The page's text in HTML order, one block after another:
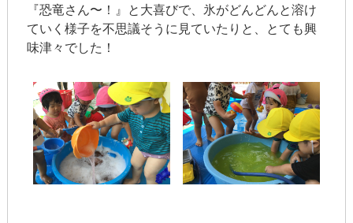
『恐竜さん〜！』と大喜びで、氷がどんどんと溶け
ていく様子を不思議そうに見ていたりと、とても興
味津々でした！